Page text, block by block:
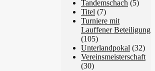
Tandemschach (5)
Titel (7)
Turniere mit
Lauffener Beteiligung
(105)
Unterlandpokal (32)
Vereinsmeisterschaft
(30)